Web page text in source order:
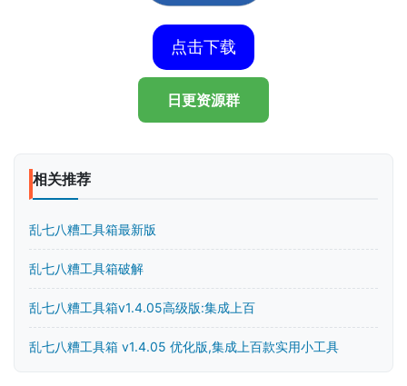
点击下载
日更资源群
相关推荐
乱七八糟工具箱最新版
乱七八糟工具箱破解
乱七八糟工具箱v1.4.05高级版:集成上百
乱七八糟工具箱 v1.4.05 优化版,集成上百款实用小工具